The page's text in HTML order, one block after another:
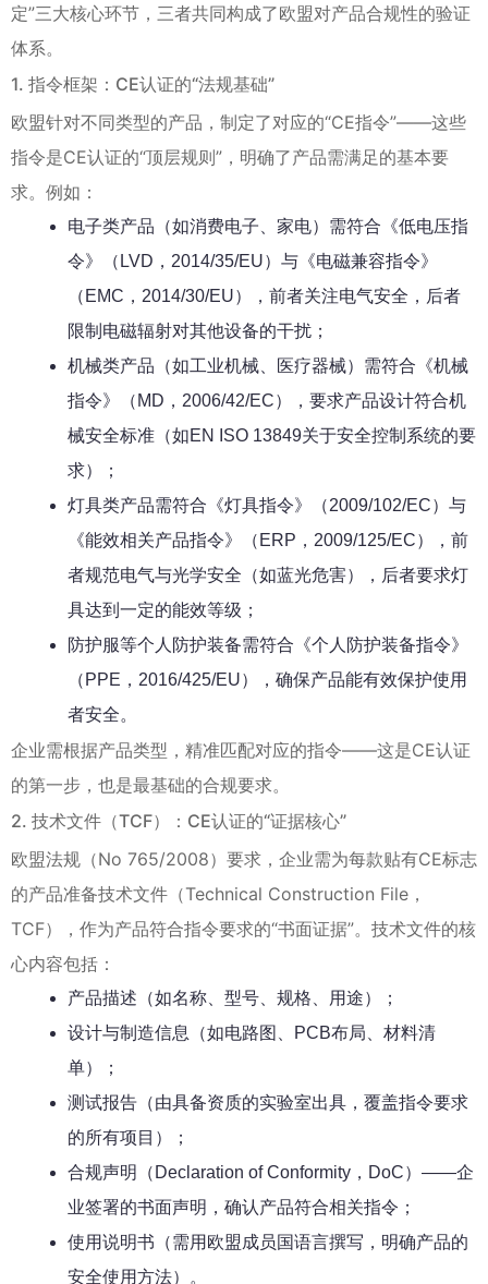
定”三大核心环节，三者共同构成了欧盟对产品合规性的验证
体系。
1. 指令框架：CE认证的“法规基础”
欧盟针对不同类型的产品，制定了对应的“CE指令”——这些
指令是CE认证的“顶层规则”，明确了产品需满足的基本要
求。例如：
电子类产品（如消费电子、家电）需符合《低电压指
令》（LVD，2014/35/EU）与《电磁兼容指令》
（EMC，2014/30/EU），前者关注电气安全，后者
限制电磁辐射对其他设备的干扰；
机械类产品（如工业机械、医疗器械）需符合《机械
指令》（MD，2006/42/EC），要求产品设计符合机
械安全标准（如EN ISO 13849关于安全控制系统的要
求）；
灯具类产品需符合《灯具指令》（2009/102/EC）与
《能效相关产品指令》（ERP，2009/125/EC），前
者规范电气与光学安全（如蓝光危害），后者要求灯
具达到一定的能效等级；
防护服等个人防护装备需符合《个人防护装备指令》
（PPE，2016/425/EU），确保产品能有效保护使用
者安全。
企业需根据产品类型，精准匹配对应的指令——这是CE认证
的第一步，也是最基础的合规要求。
2. 技术文件（TCF）：CE认证的“证据核心”
欧盟法规（No 765/2008）要求，企业需为每款贴有CE标志
的产品准备技术文件（Technical Construction File，
TCF），作为产品符合指令要求的“书面证据”。技术文件的核
心内容包括：
产品描述（如名称、型号、规格、用途）；
设计与制造信息（如电路图、PCB布局、材料清
单）；
测试报告（由具备资质的实验室出具，覆盖指令要求
的所有项目）；
合规声明（Declaration of Conformity，DoC）——企
业签署的书面声明，确认产品符合相关指令；
使用说明书（需用欧盟成员国语言撰写，明确产品的
安全使用方法）。